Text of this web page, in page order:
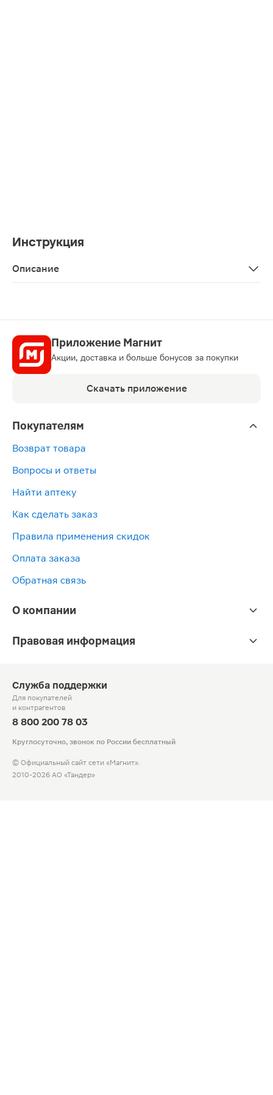
Инструкция
Описание
Приложение Магнит
Акции, доставка и больше бонусов за покупки
Скачать приложение
Покупателям
Возврат товара
Вопросы и ответы
Найти аптеку
Как сделать заказ
Правила применения скидок
Оплата заказа
Обратная связь
О компании
Правовая информация
Служба поддержки
Для покупателей
и контрагентов
8 800 200 78 03
Круглосуточно, звонок по России бесплатный
© Официальный сайт сети «Магнит».
2010-2026 АО «Тандер»